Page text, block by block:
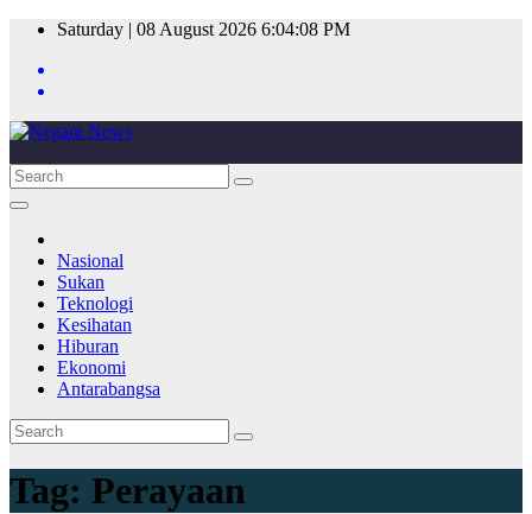
Skip
content
Saturday | 08 August 2026 6:04:08 PM
Nasional
Sukan
Teknologi
Kesihatan
Hiburan
Ekonomi
Antarabangsa
Tag: Perayaan